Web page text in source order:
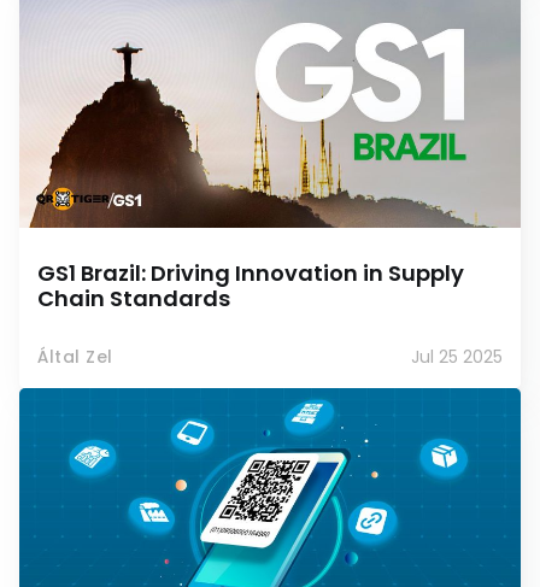
GS1 Brazil: Driving Innovation in Supply
Chain Standards
Által Zel Jul 25 2025